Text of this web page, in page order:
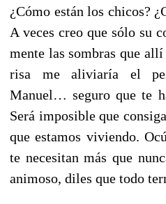
¿Cómo están los chicos?
A veces creo que sólo su
mente las sombras que
risa me aliviaría el
Manuel… seguro que te
Será imposible que
que estamos viviendo.
te necesitan más que
animoso, diles que todo